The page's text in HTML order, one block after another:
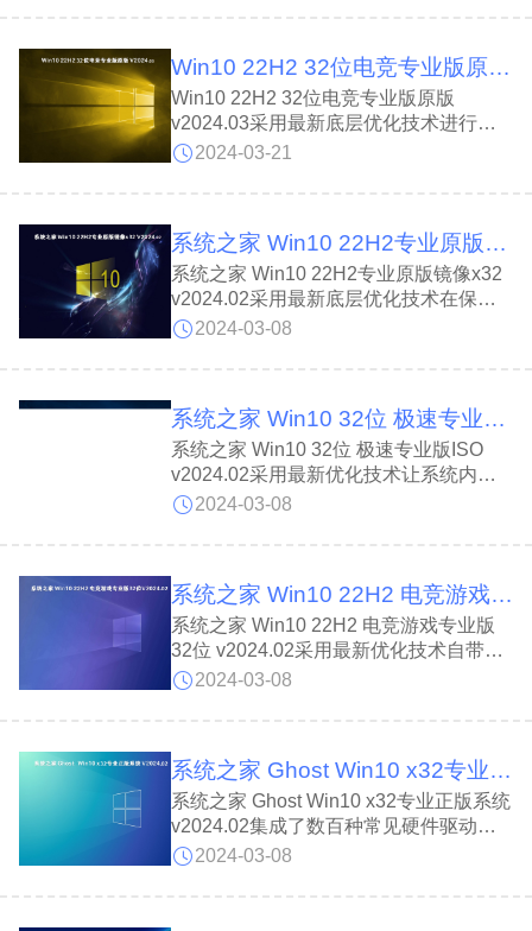
行操作完成系统的设置;并且系统占用内
具有多种防火功能，强力杀灭顽固病毒，
系统更加安全。
Win10 22H2 32位电竞专业版原版 v2024.03
Win10 22H2 32位电竞专业版原版
v2024.03采用最新底层优化技术进行了
优化升级使系统具有最全面的硬件驱动程
性化设计、系统安全漏洞等特点，用户可
2024-03-21
系统之家 Win10 22H2专业原版镜像x32 v2024.02
系统之家 Win10 22H2专业原版镜像x32
v2024.02采用最新底层优化技术在保留
原有的兼容性的同时提升了系统的响应速
分软件和硬件运行的情况下，已经尽可能
2024-03-08
系统之家 Win10 32位 极速专业版ISO v2024.02
系统之家 Win10 32位 极速专业版ISO
v2024.02采用最新优化技术让系统内存
消耗低、实用、反应迅速并且兼营性、稳
驱动程序，提高系统性能!
2024-03-08
系统之家 Win10 22H2 电竞游戏专业版32位 v2024.02
系统之家 Win10 22H2 电竞游戏专业版
32位 v2024.02采用最新优化技术自带安
全软件，自动屏蔽木马病毒阻止病毒运
栏的Task view按钮来查看当前所选择的
增加多个虚拟桌面并且切换及关闭桌面。
2024-03-08
系统之家 Ghost Win10 x32专业正版系统 v2024.02
系统之家 Ghost Win10 x32专业正版系统
v2024.02集成了数百种常见硬件驱动，
几乎所有驱动能自动识别并安装好并且自
具、DOS工具，装机备份维护轻松无
2024-03-08